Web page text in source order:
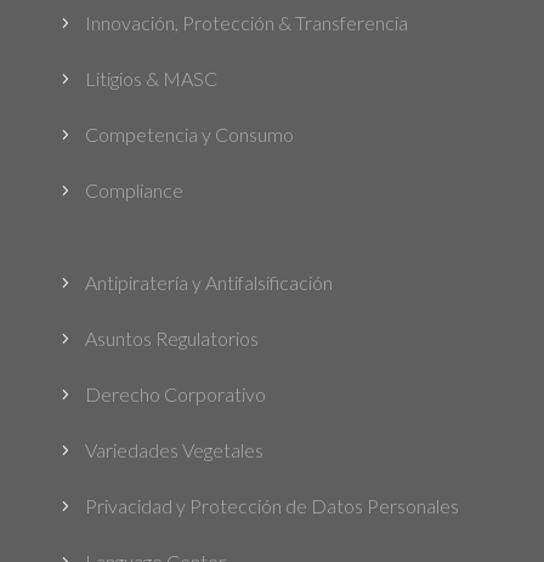
5 Innovación, Protección & Transferencia
5 Litigios & MASC
5 Competencia y Consumo
5 Compliance
5 Antipiratería y Antifalsificación
5 Asuntos Regulatorios
5 Derecho Corporativo
5 Variedades Vegetales
5 Privacidad y Protección de Datos Personales